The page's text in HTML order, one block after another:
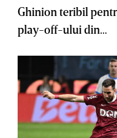
Ghinion teribil
play-off-ului din...